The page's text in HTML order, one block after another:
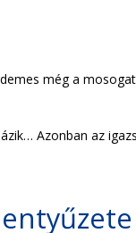
még a
Azonban az